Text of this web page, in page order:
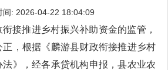
间: 2026-04-22 18:04:09
接推进乡村振兴补助资金的监管，
，根据《麟游县财政衔接推进乡村
》，经各承贷机构申报，县农业农